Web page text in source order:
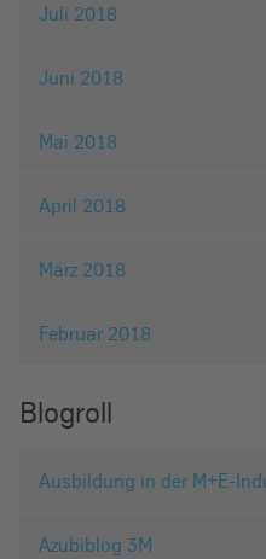
Juli 2018
Juni 2018
Mai 2018
April 2018
März 2018
Februar 2018
Blogroll
Ausbildung in der M+E-
Azubiblog 3M